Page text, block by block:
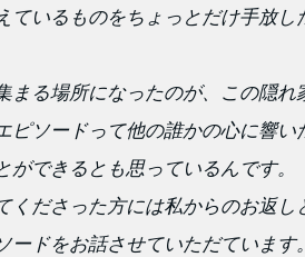
ているものをちょっとだけ手放し
る場所になったのが、この隠れ
ピソードって他の誰かの心に響い
できるとも思っているんです。
くださった方には私からのお返し
ドをお話させていただています。